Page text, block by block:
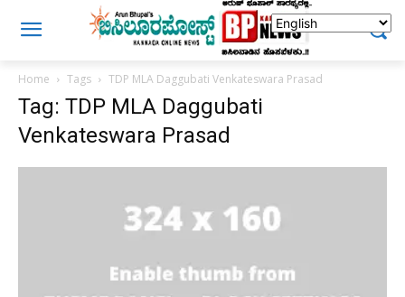
Home Tags TDP MLA Daggubati Venkateswara Prasad
Tag: TDP MLA Daggubati
Venkateswara Prasad